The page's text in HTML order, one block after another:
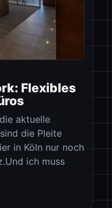
Flexibles
aktuelle
die Pleite
in Köln nur noch
ich muss